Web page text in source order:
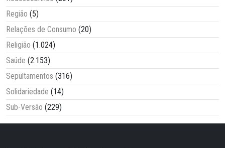
Região (5)
Relações de Consumo (20)
Religião (1.024)
Saúde (2.153)
Sepultamentos (316)
Solidariedade (14)
Sub-Versão (229)